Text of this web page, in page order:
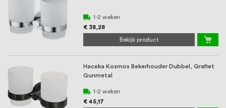
1-2 weken
€ 38,28
Bekijk product
Haceka Kosmos Bekerhouder Dubbel, Grafiet
Gunmetal
1-2 weken
€ 45,17